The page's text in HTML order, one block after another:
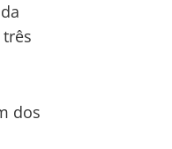
dos